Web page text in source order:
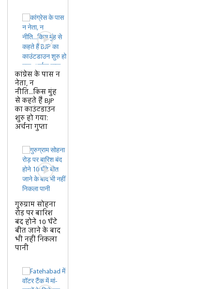
कांग्रेस के पास न
नेता, न
नीति...किस मुंह
से कहते हैं BJP
का काउंटडाउन
शुरु हो गयाः
अर्चना गुप्ता
गुरुग्राम सोहना
रोड़ पर बारिश
बंद होने 10 घँटे
बीत जाने के बाद
भी नहीं निकला
पानी